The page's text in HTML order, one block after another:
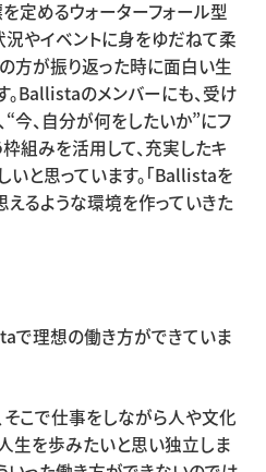
定めるウォーターフォール型
況やイベントに身をゆだねて柔
方が振り返った時に面白い生
。Ballistaのメンバーにも、受け
今、自分が何をしたいか”にフ
組みを活用して、充実したキ
と思っています。「Ballistaを
えるような環境を作っていきた
理想の働き方ができていま
そこで仕事をしながら人や文化
生を歩みたいと思い独立しま